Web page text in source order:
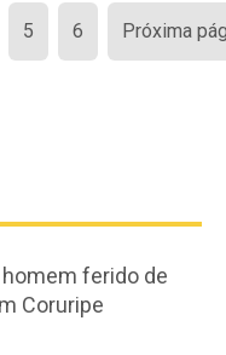
5 6 Próxima
ferido de
Coruripe